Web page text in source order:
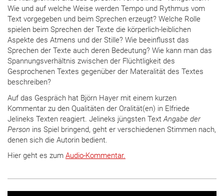
Wie und auf welche Weise werden Tempo und Rythmus vom
Text vorgegeben und beim Sprechen erzeugt? Welche Rolle
spielen beim Sprechen der Texte die körperlich-leiblichen
Aspekte des Atmens und der Stille? Wie beeinflusst das
Sprechen der Texte auch deren Bedeutung? Wie kann man das
Spannungsverhältnis zwischen der Flüchtligkeit des
Gesprochenen Textes gegenüber der Materalität des Textes
beschreiben?
Auf das Gespräch hat Björn Hayer mit einem kurzen
Kommentar zu den Qualitäten der Oralität(en) in Elfriede
Jelineks Texten reagiert. Jelineks jüngsten TextAngabe der
Person ins Spiel bringend, geht er verschiedenen Stimmen nach,
denen sich die Autorin bedient.
Hier geht es zum Audio-Kommentar.